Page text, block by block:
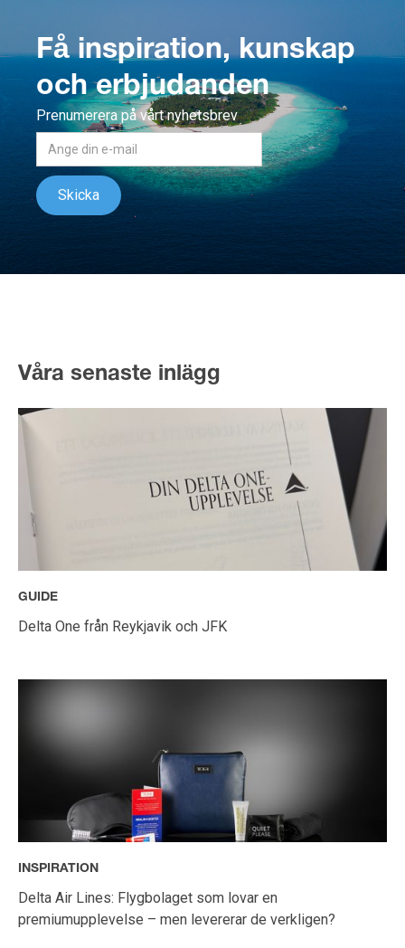
Få inspiration, kunskap
och erbjudanden
Prenumerera på vårt nyhetsbrev
Våra senaste inlägg
GUIDE
Delta One från Reykjavik och JFK
INSPIRATION
Delta Air Lines: Flygbolaget som lovar en
premiumupplevelse – men levererar de verkligen?